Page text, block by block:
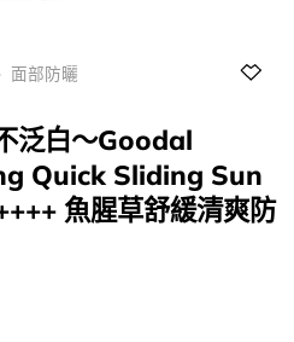
面部防曬
泛白～Goodal
Quick Sliding Sun
魚腥草舒緩清爽防